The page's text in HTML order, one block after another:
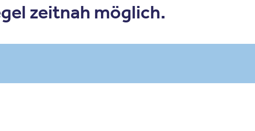
zeitnah möglich.